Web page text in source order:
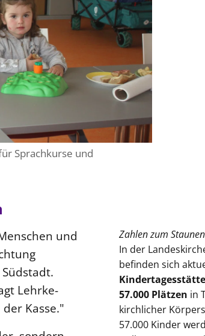
Sprachkurse und
Zahlen zum
In der
befinden sich
57.000 Plätzen in
kirchlicher
57.000 Kinder
und
Lehrke-
Kasse."